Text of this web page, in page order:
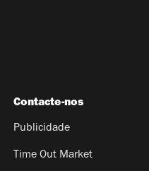
Contacte-nos
Publicidade
Time Out Market